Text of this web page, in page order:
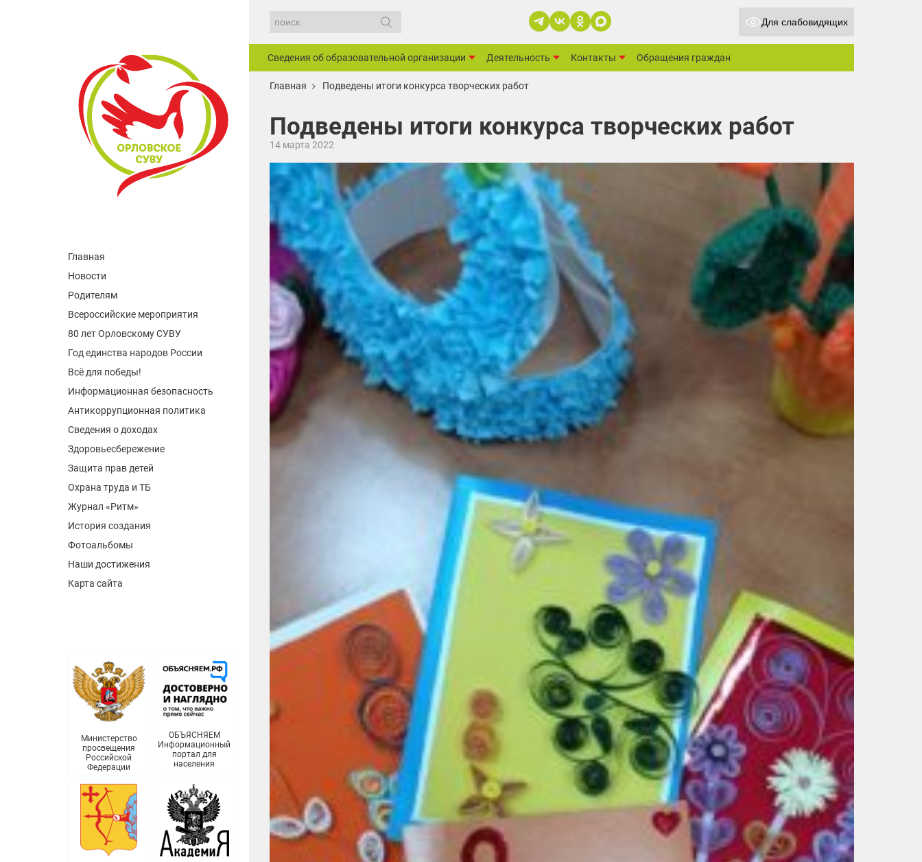
Главная
Новости
Родителям
Всероссийские мероприятия
80 лет Орловскому СУВУ
Год единства народов России
Всё для победы!
Информационная безопасность
Антикоррупционная политика
Сведения о доходах
Здоровьесбережение
Защита прав детей
Охрана труда и ТБ
Журнал «Ритм»
История создания
Фотоальбомы
Наши достижения
Карта сайта
Министерство
просвещения
Российской
Федерации
ОБЪЯСНЯЕМ
Информационный
портал для
населения
Для слабовидящих
Сведения об образовательной организации Деятельность Контакты Обращения граждан
Главная Подведены итоги конкурса творческих работ
Подведены итоги конкурса творческих работ
14 марта 2022